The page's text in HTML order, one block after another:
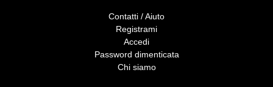
Contatti / Aiuto
Registrami
Accedi
Password dimenticata
Chi siamo